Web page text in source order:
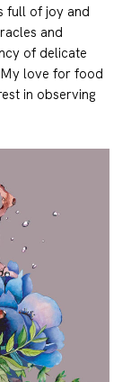
full of joy and
and
of delicate
love for food
in observing